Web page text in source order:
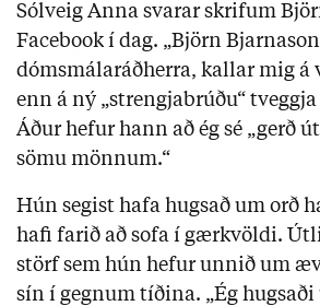
Sólveig Anna svarar skrifum
Facebook í dag. „Björn
dómsmálaráðherra, kallar mig á
enn á ný „strengjabrúðu“
Áður hefur hann að ég sé „gerð
sömu mönnum.“
Hún segist hafa hugsað um orð
hafi farið að sofa í gærkvöldi.
störf sem hún hefur unnið um
sín í gegnum tíðina. „Ég